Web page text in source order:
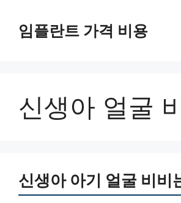
content임플란트 가격 비용
신생아 얼굴
신생아 아기 얼굴 비비